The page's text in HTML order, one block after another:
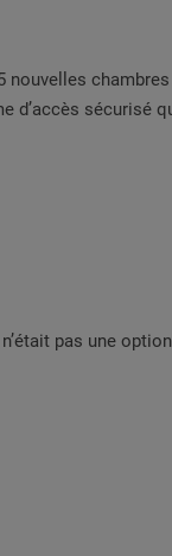
d’accès sécurisé
pas une option